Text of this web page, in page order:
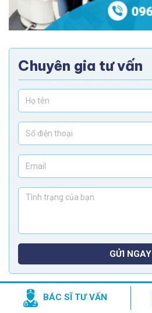
Chuyên gia tư vấn
GỬI NGAY
BÁC SĨ TƯ VẤN